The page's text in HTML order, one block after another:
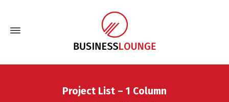
Project List – 1 Column